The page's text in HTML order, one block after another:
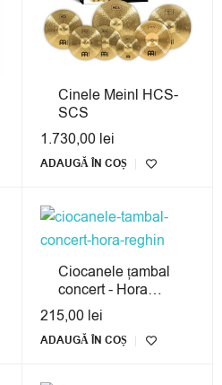
Cinele Meinl HCS-
SCS
1.730,00 lei
ADAUGĂ ÎN COȘ
Ciocanele țambal
concert - Hora
Reghin
215,00 lei
ADAUGĂ ÎN COȘ